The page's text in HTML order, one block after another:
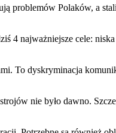
problemów Polaków, a
4 najważniejsze cele:
To dyskryminacja
nie było dawno.